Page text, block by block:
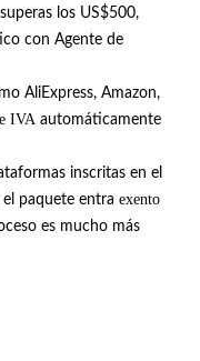
los US$500,
con Agente de
AliExpress, Amazon,
IVAautomáticamente
inscritas en el
paquete entra exento
es mucho más